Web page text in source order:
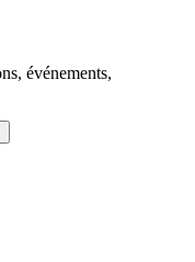
événements,